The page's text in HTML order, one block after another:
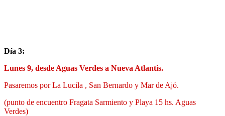
Día 3:
Lunes 9, desde Aguas Verdes a Nueva Atlantis.
Pasaremos por La Lucila , San Bernardo y Mar de Ajó.
(punto de encuentro Fragata Sarmiento y Playa 15 hs. Aguas
Verdes)